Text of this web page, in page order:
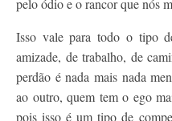
pelo ódio e o rancor que nós
Isso vale para todo o tipo
amizade, de trabalho, de
perdão é nada mais nada
ao outro, quem tem o ego
pois isso é um tipo de